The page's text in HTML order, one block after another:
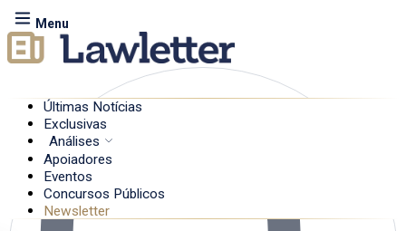
Menu
Últimas Notícias
Exclusivas
Análises
Apoiadores
Eventos
Concursos Públicos
Newsletter